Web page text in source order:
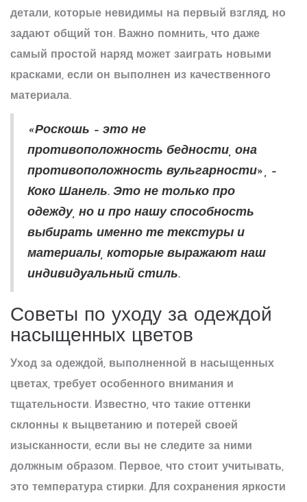
детали, которые невидимы на первый взгляд, но
задают общий тон. Важно помнить, что даже
самый простой наряд может заиграть новыми
красками, если он выполнен из качественного
материала.
«Роскошь – это не
противоположность бедности, она
противоположность вульгарности», –
Коко Шанель. Это не только про
одежду, но и про нашу способность
выбирать именно те текстуры и
материалы, которые выражают наш
индивидуальный стиль.
Советы по уходу за одеждой
насыщенных цветов
Уход за одеждой, выполненной в насыщенных
цветах, требует особенного внимания и
тщательности. Известно, что такие оттенки
склонны к выцветанию и потерей своей
изысканности, если вы не следите за ними
должным образом. Первое, что стоит учитывать,
это температура стирки. Для сохранения яркости